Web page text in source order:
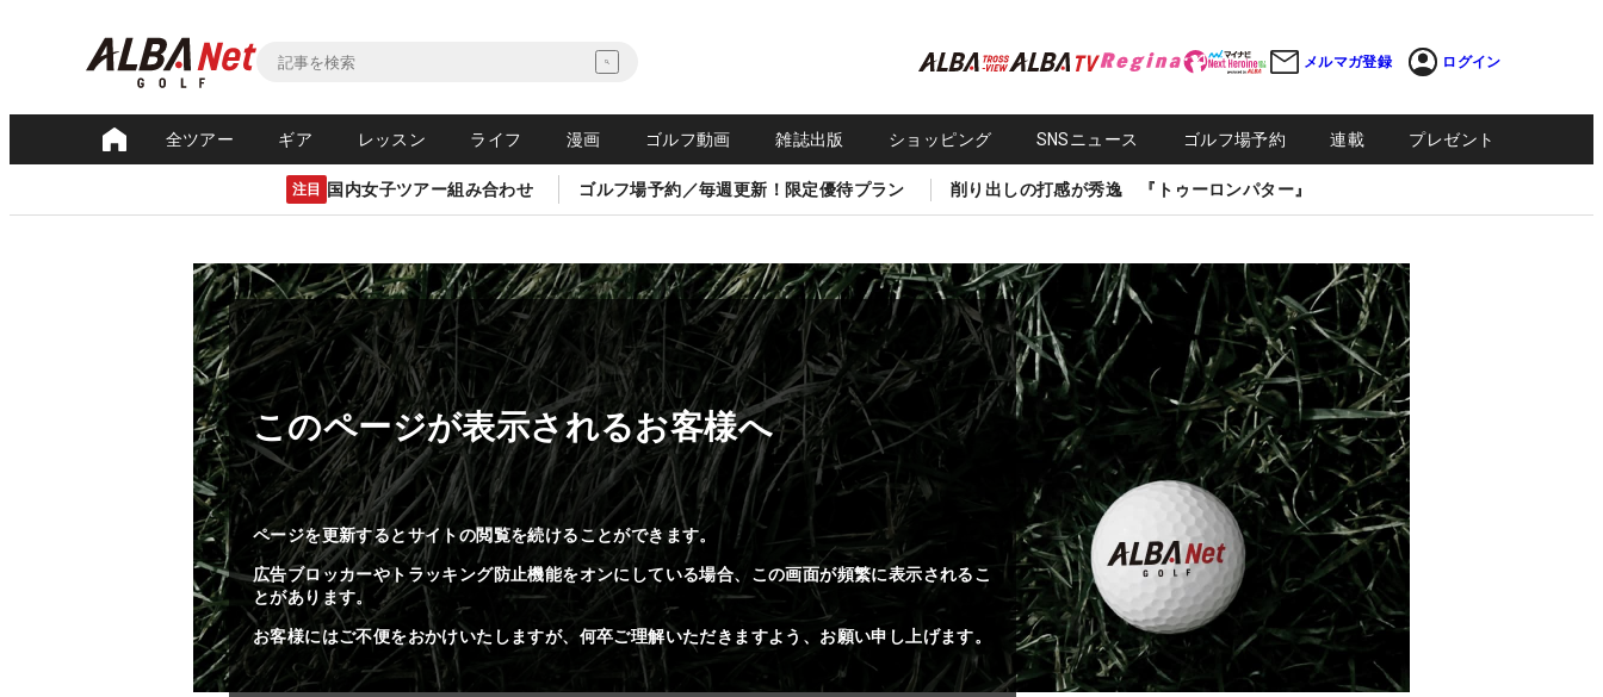
メルマガ登録 ログイン
全ツアー ギア レッスン ライフ 漫画 ゴルフ動画 雑誌出版 ショッピング SNSニュース ゴルフ場予約 連載 プレゼント
注目 国内女子ツアー組み合わせ ゴルフ場予約／毎週更新！限定優待プラン 削り出しの打感が秀逸 『トゥーロンパター』
このページが表示されるお客様へ
ページを更新するとサイトの閲覧を続けることができます。
広告ブロッカーやトラッキング防止機能をオンにしている場合、この画面が頻繁に表示されるこ
とがあります。
お客様にはご不便をおかけいたしますが、何卒ご理解いただきますよう、お願い申し上げます。